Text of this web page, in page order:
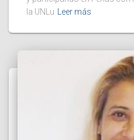
la UNLu Leer más